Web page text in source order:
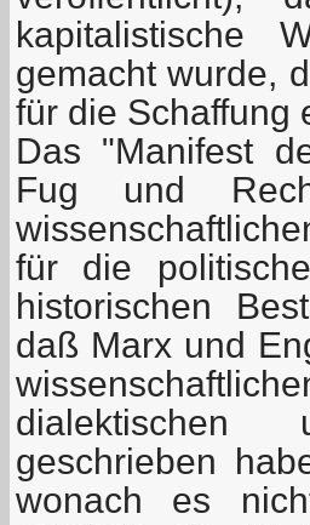
kapitalistische
gemacht wurde,
für die Schaffung
Das "Manifest
Fug und
für die
historischen
daß Marx und
dialektischen
geschrieben
wonach es